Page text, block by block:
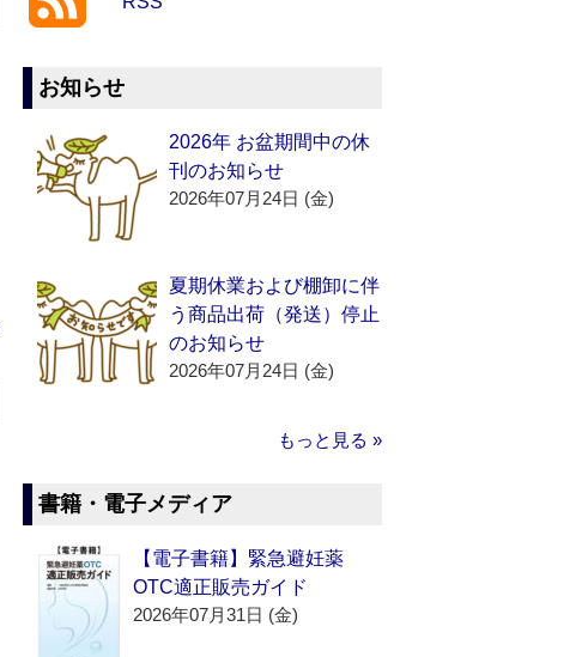
お知らせ
2026年 お盆期間中の休
刊のお知らせ
2026年07月24日 (金)
夏期休業および棚卸に伴
う商品出荷（発送）停止
のお知らせ
2026年07月24日 (金)
もっと見る »
書籍・電子メディア
【電子書籍】緊急避妊薬
OTC適正販売ガイド
2026年07月31日 (金)